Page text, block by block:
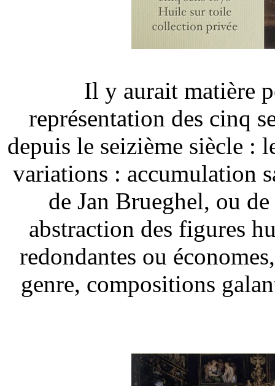
Il y aurait matière
représentation des cinq
depuis le seizième siècle :
variations : accumulation
de Jan Brueghel, ou
abstraction des figures
redondantes ou
genre, compositions